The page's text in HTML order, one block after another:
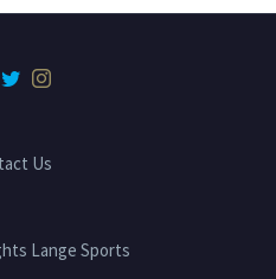
Us
Lange Sports